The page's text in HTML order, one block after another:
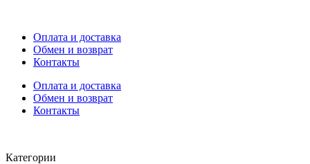
Оплата и доставка
Обмен и возврат
Контакты
Оплата и доставка
Обмен и возврат
Контакты
Категории